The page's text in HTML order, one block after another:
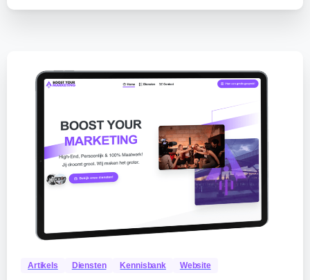
Artikels Diensten Kennisbank Website